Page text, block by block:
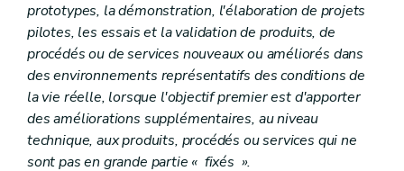
Art. 60
Art.60/1
Art. 60/2
Art.
Art.60/4
Art. 60/5
Chapitre IV Des subventions aux organismes (
Section première
(Des subventions portant sur les activités de recherche industrielle
Art. 61
prototypes, la démonstration, l'élaboration de projets
pilotes, les essais et la validation de produits, de
procédés ou de services nouveaux ou améliorés dans
des environnements représentatifs des conditions de
la vie réelle, lorsque l'objectif premier est d'apporter
des améliorations supplémentaires, au niveau
technique, aux produits, procédés ou services qui ne
sont pas en grande partie « fixés ».